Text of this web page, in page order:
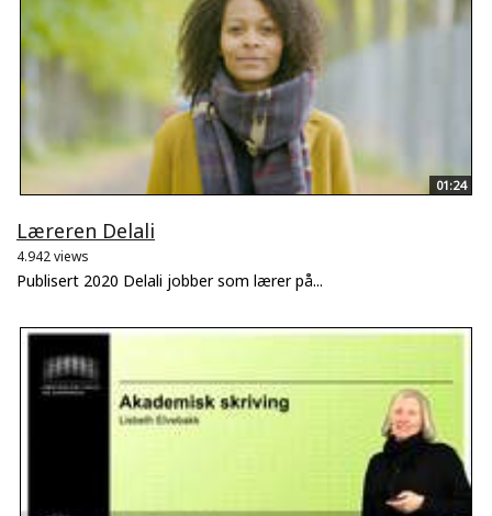
01:24
Læreren Delali
4.942 views
Publisert 2020 Delali jobber som lærer på...